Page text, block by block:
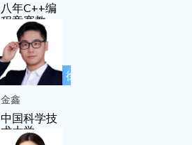
八年C++编
程竞赛教
学、教研经
验
徐先友名师
金鑫
中国科学技
术大学